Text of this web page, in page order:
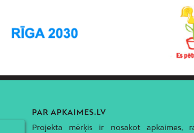
PAR APKAIMES.LV
Projekta mērķis ir nosakot apkaimes,